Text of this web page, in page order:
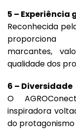
5 –
Reconhecida
proporciona
marcantes,
qualidade dos
6 – Diversidade
O
inspiradora
do